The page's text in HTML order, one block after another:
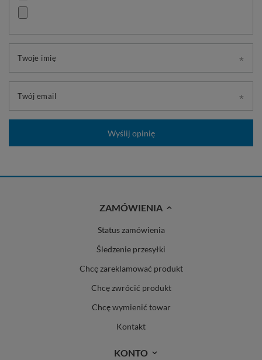
Twoje imię
Twój email
Wyślij opinię
ZAMÓWIENIA
Status zamówienia
Śledzenie przesyłki
Chcę zareklamować produkt
Chcę zwrócić produkt
Chcę wymienić towar
Kontakt
KONTO